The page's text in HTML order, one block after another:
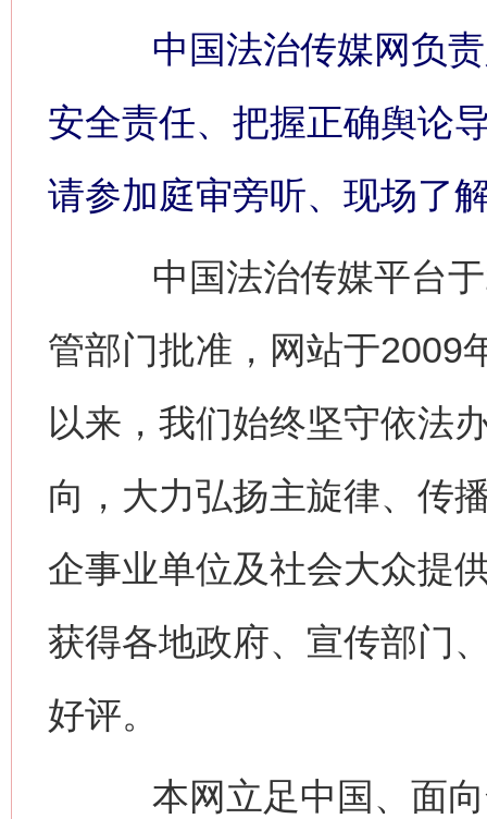
中国法治传媒网负责
安全责任、把握正确舆论
请参加庭审旁听、现场了
中国法治传媒平台于
管部门批准，网站于2009
以来，我们始终坚守依法
向，大力弘扬主旋律、传
企事业单位及社会大众提
获得各地政府、宣传部门
好评。
本网立足中国、面向